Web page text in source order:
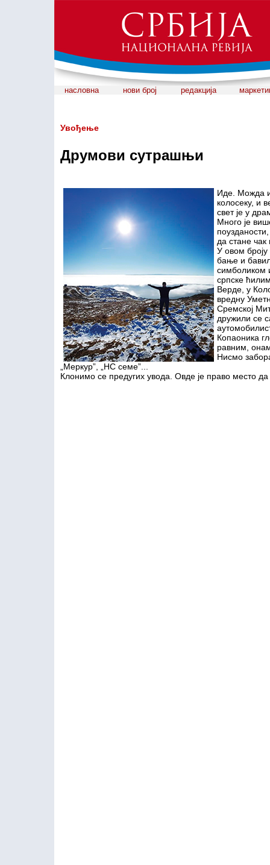
насловна нови број редакција
Увођење
Друмови сутрашњи
Иде. Можда
колосеку, и
свет је у
Много је
да стане
У овом броју
бање и
симболиком
српске
Верде, у
вредну
Сремској
дружили се
Копаоника
равним,
Нисмо
„Меркур”, „НС семе”...
Клонимо се предугих увода. Овде је право место да